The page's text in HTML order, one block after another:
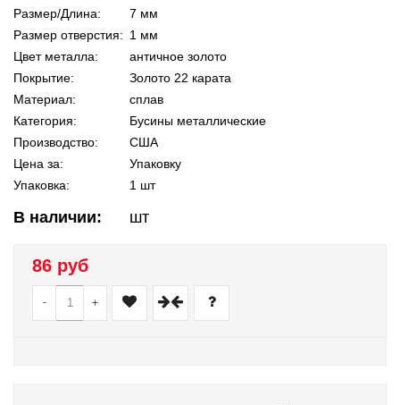
Размер/Длина:
7 мм
Размер отверстия: 1 мм
Цвет металла:
античное золото
Покрытие:
Золото 22 карата
Материал:
сплав
Категория:
Бусины металлические
Производство:
США
Цена за:
Упаковку
Упаковка:
1 шт
В наличии: шт
86 руб
- +